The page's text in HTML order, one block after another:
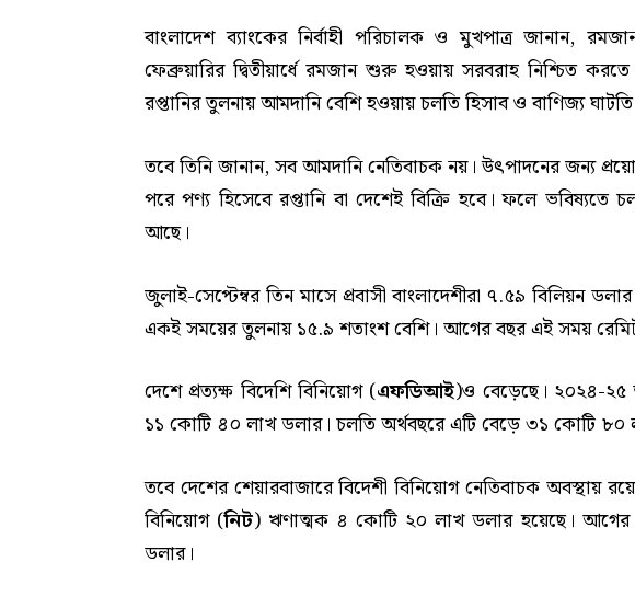
বাংলাদেশ ব্যাংকের নির্বাহী পরিচালক ও মুখপাত্র জানান,
ফেব্রুয়ারির দ্বিতীয়ার্ধে রমজান শুরু হওয়ায় সরবরাহ নিশ্চিত
রপ্তানির তুলনায় আমদানি বেশি হওয়ায় চলতি হিসাব ও বাণিজ্য
তবে তিনি জানান, সব আমদানি নেতিবাচক নয়। উৎপাদনের জন্য
পরে পণ্য হিসেবে রপ্তানি বা দেশেই বিক্রি হবে। ফলে ভবিষ্যতে
আছে।
জুলাই-সেপ্টেম্বর তিন মাসে প্রবাসী বাংলাদেশীরা ৭.৫৯ বিলিয়ন
একই সময়ের তুলনায় ১৫.৯ শতাংশ বেশি। আগের বছর এই সময়
দেশে প্রত্যক্ষ বিদেশি বিনিয়োগ (এফডিআই)ও বেড়েছে। ২০২৪-২৫
১১ কোটি ৪০ লাখ ডলার। চলতি অর্থবছরে এটি বেড়ে ৩১ কোটি ৮০
তবে দেশের শেয়ারবাজারে বিদেশী বিনিয়োগ নেতিবাচক অবস্থায়
বিনিয়োগ (নিট) ঋণাত্মক ৪ কোটি ২০ লাখ ডলার হয়েছে।
ডলার।